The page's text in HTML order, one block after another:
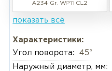
A234 Gr. WP11 CL2
показать всё
Характеристики:
Угол поворота:
45°
Наружный диаметр, мм: